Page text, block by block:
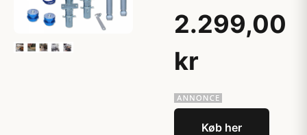
2.299,00
kr
Køb her